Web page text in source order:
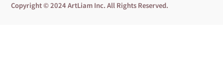
Copyright © 2024 ArtLiam Inc. All Rights Reserved.